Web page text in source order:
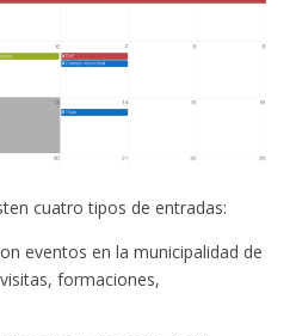
cuatro tipos de entradas:
eventos en la municipalidad de
formaciones,